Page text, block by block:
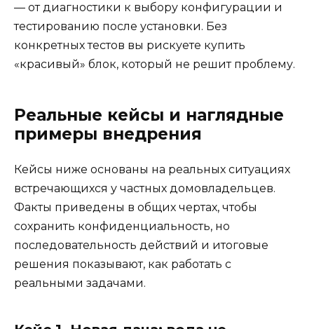
— от диагностики к выбору конфигурации и
тестированию после установки. Без
конкретных тестов вы рискуете купить
«красивый» блок, который не решит проблему.
Реальные кейсы и наглядные
примеры внедрения
Кейсы ниже основаны на реальных ситуациях
встречающихся у частных домовладельцев.
Факты приведены в общих чертах, чтобы
сохранить конфиденциальность, но
последовательность действий и итоговые
решения показывают, как работать с
реальными задачами.